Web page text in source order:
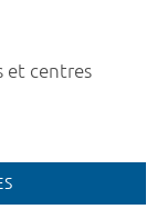
et centres